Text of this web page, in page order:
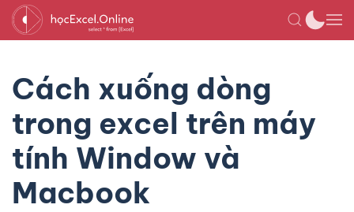
Cách xuống dòng
trong excel trên máy
tính Window và
Macbook